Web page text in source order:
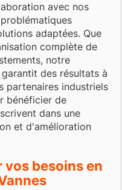
avec nos
adaptées. Que
complète de
notre
des résultats à
partenaires industriels
bénéficier de
dans une
et d'amélioration
besoins en